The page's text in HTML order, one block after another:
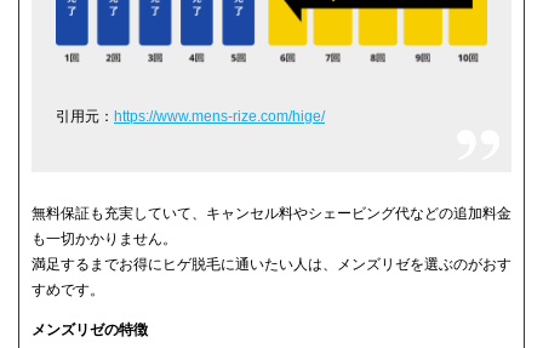
引用元： https://www.mens-rize.com/hige/
無料保証も充実していて、キャンセル料やシェービング代などの追加料金
も一切かかりません。
満足するまでお得にヒゲ脱毛に通いたい人は、メンズリゼを選ぶのがおす
すめです。
メンズリゼの特徴